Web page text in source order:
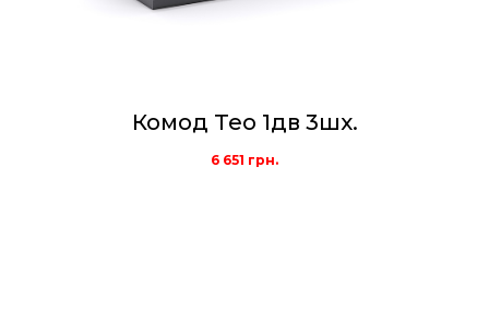
Комод Тео 1дв 3шх.
6 651 грн.